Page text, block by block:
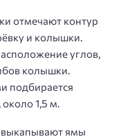
отмечают контур
и колышки.
углов,
колышки.
подбирается
1,5 м.
выкапывают ямы